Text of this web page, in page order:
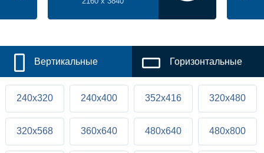
Вертикальные Горизонтальные
240x320 240x400 352x416 320x480
320x568 360x640 480x640 480x800